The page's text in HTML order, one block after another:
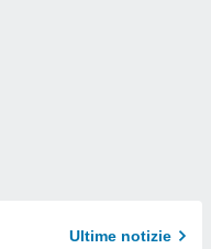
Ultime notizie